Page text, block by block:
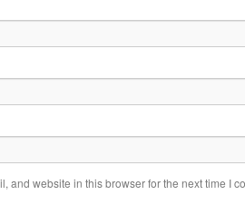
and website in this browser for the next time I